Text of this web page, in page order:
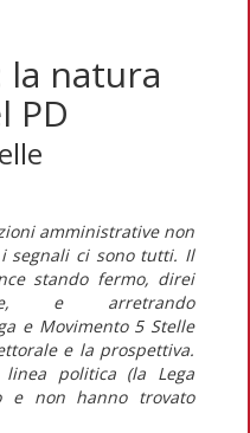
natura
PD
amministrative non
segnali ci sono tutti. Il
stando fermo, direi
e arretrando
e Movimento 5 Stelle
e la prospettiva.
politica (la Lega
e non hanno trovato